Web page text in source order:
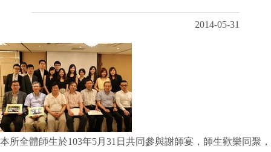
2014-05-31
本所全體師生於103年5月 31 日共同參與謝師宴，師生歡樂同聚，